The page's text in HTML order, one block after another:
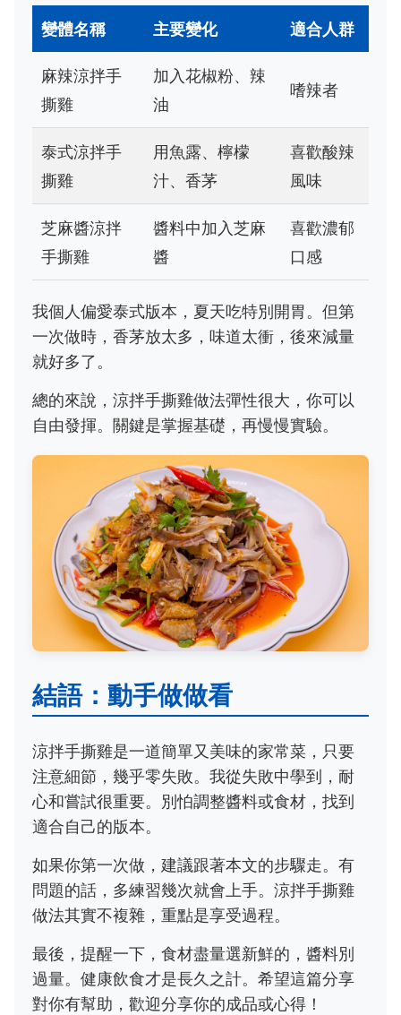
變體名稱 主要變化 適合人群
麻辣涼拌手
撕雞
加入花椒粉、辣
油
嗜辣者
泰式涼拌手
撕雞
用魚露、檸檬
汁、香茅
喜歡酸辣
風味
芝麻醬涼拌
手撕雞
醬料中加入芝麻
醬
喜歡濃郁
口感
我個人偏愛泰式版本，夏天吃特別開胃。但第
一次做時，香茅放太多，味道太衝，後來減量
就好多了。
總的來說，涼拌手撕雞做法彈性很大，你可以
自由發揮。關鍵是掌握基礎，再慢慢實驗。
結語：動手做做看
涼拌手撕雞是一道簡單又美味的家常菜，只要
注意細節，幾乎零失敗。我從失敗中學到，耐
心和嘗試很重要。別怕調整醬料或食材，找到
適合自己的版本。
如果你第一次做，建議跟著本文的步驟走。有
問題的話，多練習幾次就會上手。涼拌手撕雞
做法其實不複雜，重點是享受過程。
最後，提醒一下，食材盡量選新鮮的，醬料別
過量。健康飲食才是長久之計。希望這篇分享
對你有幫助，歡迎分享你的成品或心得！